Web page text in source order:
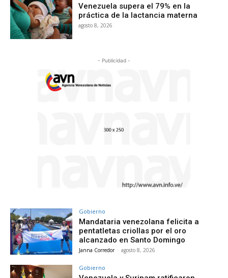
Venezuela supera el 79% en la
práctica de la lactancia materna
agosto 8, 2026
- Publicidad -
Gobierno
Mandataria venezolana felicita a
pentatletas criollas por el oro
alcanzado en Santo Domingo
Janna Corredor - agosto 8, 2026
Gobierno